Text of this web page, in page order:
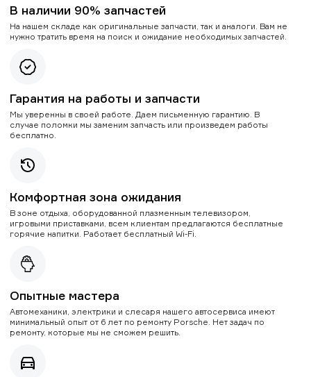
В наличии 90% запчастей
На нашем складе как оригинальные запчасти, так и аналоги. Вам не
нужно тратить время на поиск и ожидание необходимых запчастей.
Гарантия на работы и запчасти
Мы уверенны в своей работе. Даем письменную гарантию. В
случае поломки мы заменим запчасть или произведем работы
бесплатно.
Комфортная зона ожидания
В зоне отдыха, оборудованной плазменным телевизором,
игровыми приставками, всем клиентам предлагаются бесплатные
горячие напитки. Работает бесплатный Wi-Fi.
Опытные мастера
Автомеханики, электрики и слесаря нашего автосервиса имеют
минимальный опыт от 6 лет по ремонту Porsche. Нет задач по
ремонту, которые мы не сможем решить.